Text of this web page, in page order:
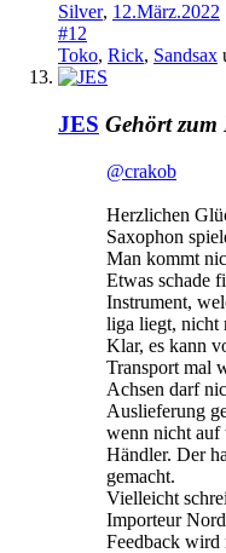
Silver, 12.März.2022
#12
Toko, Rick, Sandsax
JES Gehört zum
@crakob
Herzlichen
Saxophon
Man kommt
Etwas schade
Instrument,
liga liegt, nicht
Klar, es kann
Transport mal
Achsen darf
Auslieferung
wenn nicht auf
Händler. Der
gemacht.
Vielleicht
Importeur
Feedback wird